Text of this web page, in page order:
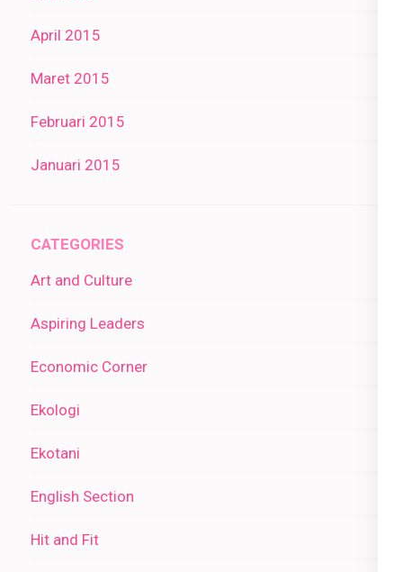
April 2015
Maret 2015
Februari 2015
Januari 2015
CATEGORIES
Art and Culture
Aspiring Leaders
Economic Corner
Ekologi
Ekotani
English Section
Hit and Fit